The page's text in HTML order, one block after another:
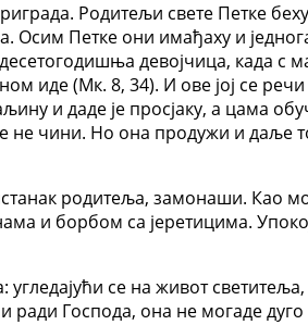
Родитељи свете Петке
Петке они имађаху и
девојчица, када с
иде (Мк. 8, 34). И ове јој се
и даде је просјаку, а цама
не чини. Но она продужи и даље
родитеља, замонаши. Као
и борбом са јеретицима.
се на живот
Господа, она не могаде дуго